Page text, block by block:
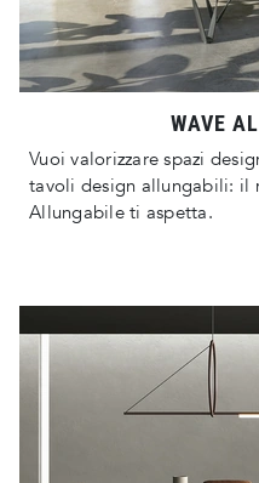
WAVE
Vuoi valorizzare spazi
tavoli design allungabili: il
Allungabile ti aspetta.